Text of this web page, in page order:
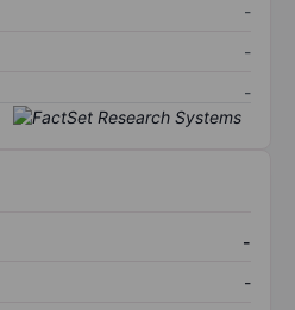
-
-
-
-
-